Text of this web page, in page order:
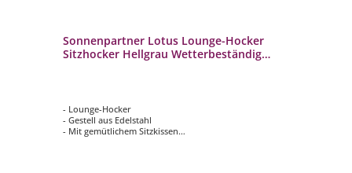
Sonnenpartner Lotus Lounge-Hocker
Sitzhocker Hellgrau Wetterbeständig
- Lounge-Hocker
- Gestell aus Edelstahl
- Mit gemütlichem Sitzkissen